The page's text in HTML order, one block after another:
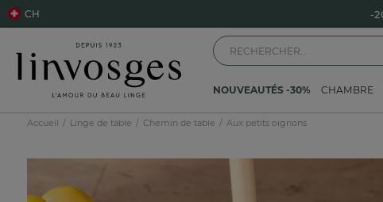
-
CH
NOUVEAUTÉS -30% CHAMBRE
Accueil Linge de table Chemin de table Aux petits oignons